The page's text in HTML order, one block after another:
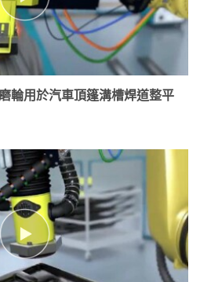
輪用於汽車頂篷溝槽焊道整平